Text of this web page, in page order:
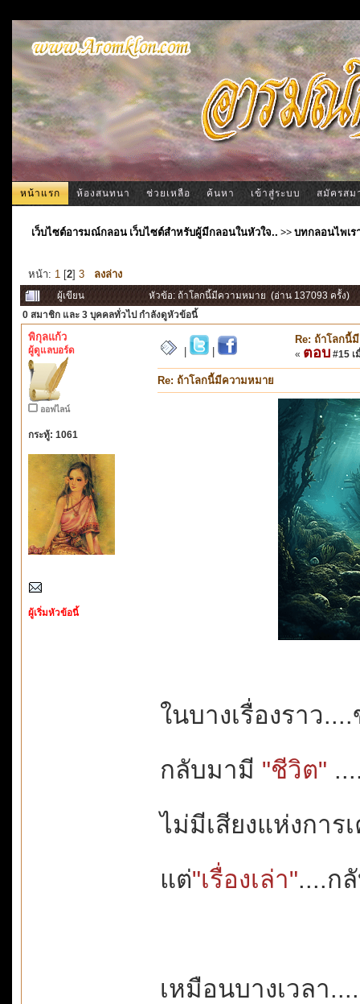
หน้าแรก ห้องสนทนา ช่วยเหลือ ค้นหา เข้าสู่ระบบ สมัครสม
เว็บไซต์อารมณ์กลอน เว็บไซต์สำหรับผู้มีกลอนในหัวใจ.. >>บทกลอนไพเร
หน้า: 1 [2] 3 ลงล่าง
ผู้เขียน
หัวข้อ: ถ้าโลกนี้มีความหมาย (อ่าน 137093 ครั้ง)
0 สมาชิก และ 3 บุคคลทั่วไป กำลังดูหัวข้อนี้
พิกุลแก้ว
ผู้ดูแลบอร์ด
ออฟไลน์
กระทู้: 1061
ผู้เริ่มหัวข้อนี้
Re: ถ้าโลกนี้
« ตอบ #15 เ
Re: ถ้าโลกนี้มีความหมาย
ในบางเรื่องราว
กลับมามี "ชีวิต"
ไม่มีเสียงแห่งกา
แต่"เรื่องเล่า"....ก
เหมือนบางเวลา